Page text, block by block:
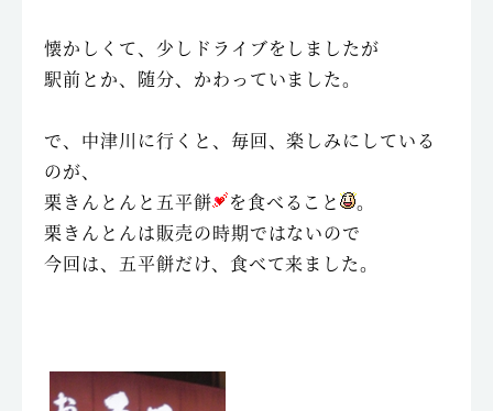
懐かしくて、少しドライブをしましたが
駅前とか、随分、かわっていました。
で、中津川に行くと、毎回、楽しみにしている
のが、
栗きんとんと五平餅
を食べること
。
栗きんとんは販売の時期ではないので
今回は、五平餅だけ、食べて来ました。